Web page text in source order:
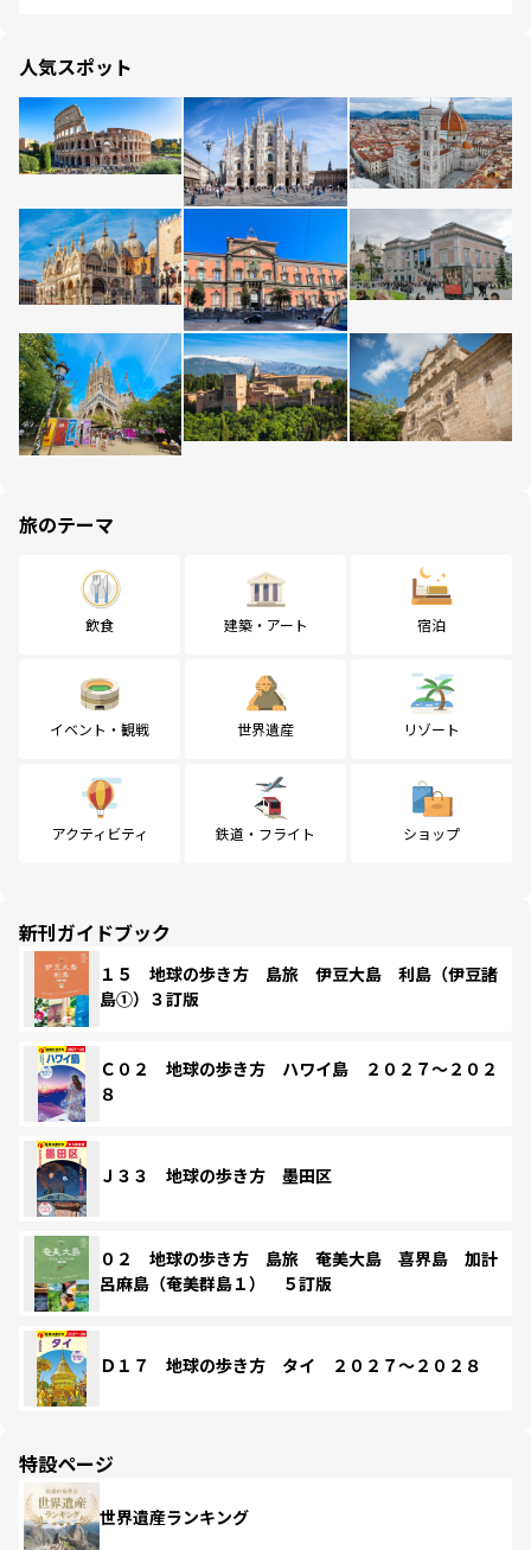
人気スポット
旅のテーマ
飲食 建築・アート 宿泊
イベント・観戦 世界遺産 リゾート
アクティビティ 鉄道・フライト ショップ
新刊ガイドブック
１５ 地球の歩き方 島旅 伊豆大島 利島（伊豆諸
島①）３訂版
Ｃ０２ 地球の歩き方 ハワイ島 ２０２７～２０２
８
Ｊ３３ 地球の歩き方 墨田区
０２ 地球の歩き方 島旅 奄美大島 喜界島 加計
呂麻島（奄美群島１） ５訂版
Ｄ１７ 地球の歩き方 タイ ２０２７～２０２８
特設ページ
世界遺産ランキング